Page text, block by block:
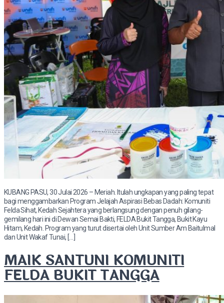
KUBANG PASU, 30 Julai 2026 – Meriah. Itulah ungkapan yang paling tepat
bagi menggambarkan Program Jelajah Aspirasi Bebas Dadah: Komuniti
Felda Sihat, Kedah Sejahtera yang berlangsung dengan penuh gilang-
gemilang hari ini di Dewan Semai Bakti, FELDA Bukit Tangga, Bukit Kayu
Hitam, Kedah. Program yang turut disertai oleh Unit Sumber Am Baitulmal
dan Unit Wakaf Tunai, […]
MAIK SANTUNI KOMUNITI
FELDA BUKIT TANGGA